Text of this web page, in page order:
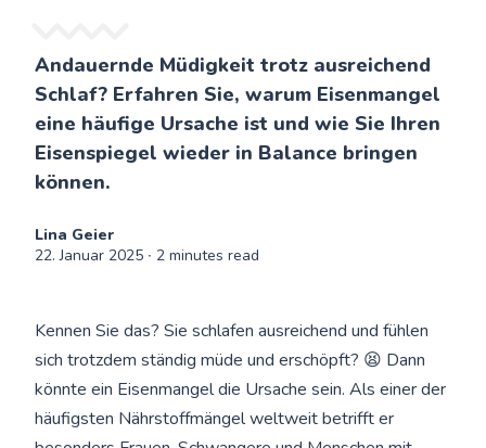
Andauernde Müdigkeit trotz ausreichend
Schlaf? Erfahren Sie, warum Eisenmangel
eine häufige Ursache ist und wie Sie Ihren
Eisenspiegel wieder in Balance bringen
können.
Lina Geier
22. Januar 2025 ∙ 2 minutes read
Kennen Sie das? Sie schlafen ausreichend und fühlen
sich trotzdem ständig müde und erschöpft? 😫 Dann
könnte ein Eisenmangel die Ursache sein. Als einer der
häufigsten Nährstoffmängel weltweit betrifft er